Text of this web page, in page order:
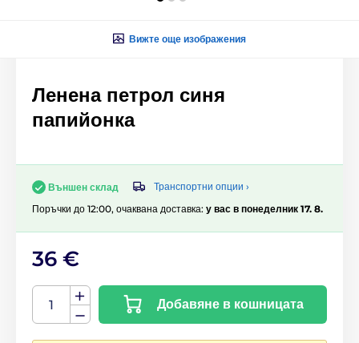
Вижте още изображения
Ленена петрол синя
папийонка
Външен склад
Транспортни опции ›
Поръчки до 12:00, очаквана доставка: у вас в понеделник 17. 8.
36 €
Добавяне в кошницата